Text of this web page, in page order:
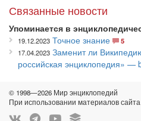
Связанные новости
Упоминается в
19.12.2023 Точное знание
5
17.04.2023 Заменит ли
российская энциклопедия» —
© 1998—2026 Мир энциклопедий
При использовании материалов